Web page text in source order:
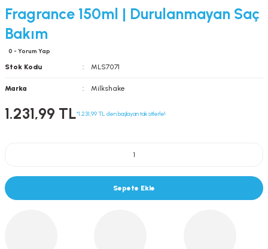
Fragrance 150ml | Durulanmayan Saç
Bakım
0 - Yorum Yap
Stok Kodu MLS7071
Marka Milkshake
1.231,99 TL*1.231,99 TL den başlayan taksitlerle!
Sepete Ekle